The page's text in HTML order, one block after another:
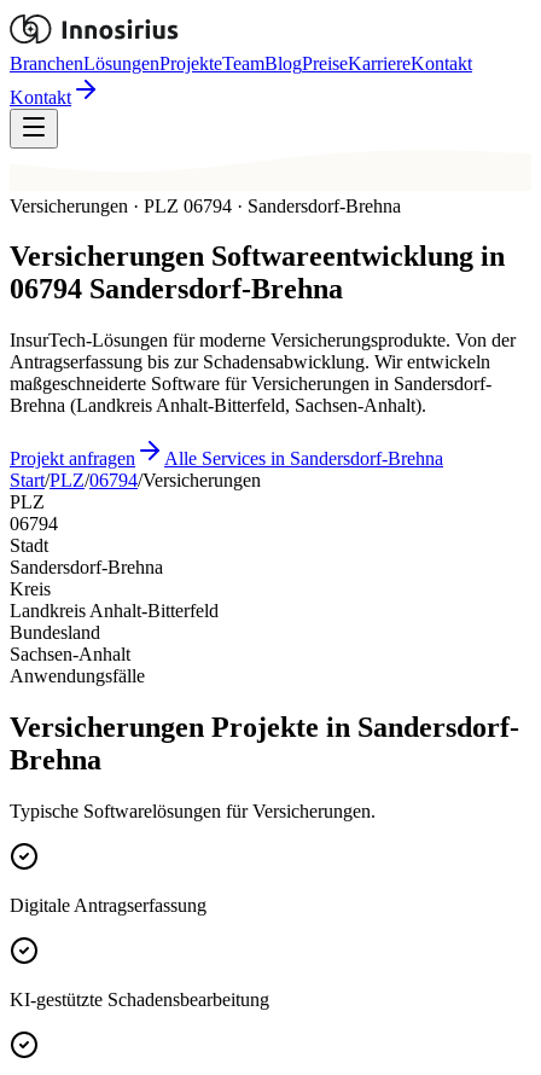
BranchenLösungenProjekteTeamBlogPreiseKarriereKontakt
Kontakt
Versicherungen · PLZ 06794 · Sandersdorf-Brehna
Versicherungen Softwareentwicklung in
06794 Sandersdorf-Brehna
InsurTech-Lösungen für moderne Versicherungsprodukte. Von der
Antragserfassung bis zur Schadensabwicklung. Wir entwickeln
maßgeschneiderte Software für Versicherungen in Sandersdorf-
Brehna (Landkreis Anhalt-Bitterfeld, Sachsen-Anhalt).
Projekt anfragen
Alle Services in Sandersdorf-Brehna
Start/PLZ/06794/Versicherungen
PLZ
06794
Stadt
Sandersdorf-Brehna
Kreis
Landkreis Anhalt-Bitterfeld
Bundesland
Sachsen-Anhalt
Anwendungsfälle
Versicherungen Projekte in Sandersdorf-
Brehna
Typische Softwarelösungen für Versicherungen.
Digitale Antragserfassung
KI-gestützte Schadensbearbeitung